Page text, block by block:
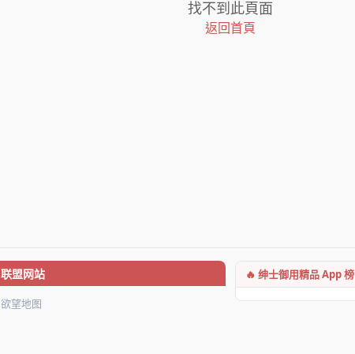
找不到此頁面
返回首頁
联盟网站
欲望地图
🔥 绅士御用精品 App 榜